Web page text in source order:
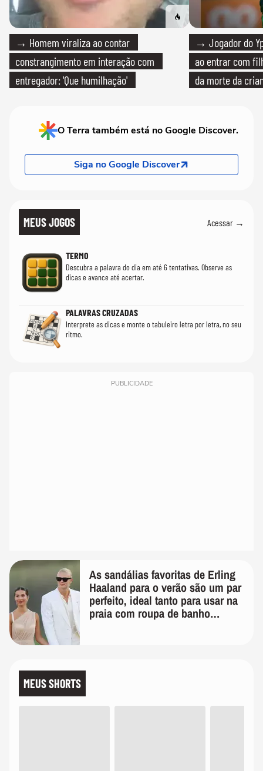
→ Homem viraliza ao contar
constrangimento em interação com
entregador: 'Que humilhação'
→ Jogador do
ao entrar com
da morte da
O Terra também está no Google Discover.
Siga no Google Discover
MEUS JOGOS Acessar →
TERMO
Descubra a palavra do dia em até 6 tentativas. Observe as
dicas e avance até acertar.
PALAVRAS CRUZADAS
Interprete as dicas e monte o tabuleiro letra por letra, no seu
ritmo.
PUBLICIDADE
As sandálias favoritas de Erling
Haaland para o verão são um par
perfeito, ideal tanto para usar na
praia com roupa de banho
MEUS SHORTS